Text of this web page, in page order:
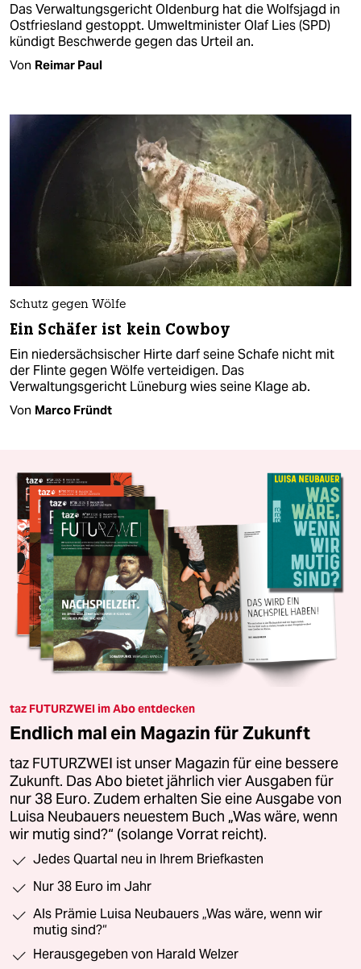
Das Verwaltungsgericht Oldenburg hat die Wolfsjagd in
Ostfriesland gestoppt. Umweltminister Olaf Lies (SPD)
kündigt Beschwerde gegen das Urteil an.
Von Reimar Paul
Schutz gegen Wölfe
Ein Schäfer ist kein Cowboy
Ein niedersächsischer Hirte darf seine Schafe nicht mit
der Flinte gegen Wölfe verteidigen. Das
Verwaltungsgericht Lüneburg wies seine Klage ab.
Von Marco Fründt
taz FUTURZWEI im Abo entdecken
Endlich mal ein Magazin für Zukunft
taz FUTURZWEI ist unser Magazin für eine bessere
Zukunft. Das Abo bietet jährlich vier Ausgaben für
nur 38 Euro. Zudem erhalten Sie eine Ausgabe von
Luisa Neubauers neuestem Buch „Was wäre, wenn
wir mutig sind?“ (solange Vorrat reicht).
Jedes Quartal neu in Ihrem Briefkasten
Nur 38 Euro im Jahr
Als Prämie Luisa Neubauers „Was wäre, wenn wir
mutig sind?“
Herausgegeben von Harald Welzer